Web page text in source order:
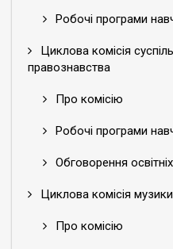
Робочі програми
Циклова комісія
правознавства
Про комісію
Робочі програми
Обговорення
Циклова комісія музики
Про комісію